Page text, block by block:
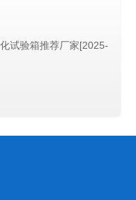
试验箱推荐厂家[2025-